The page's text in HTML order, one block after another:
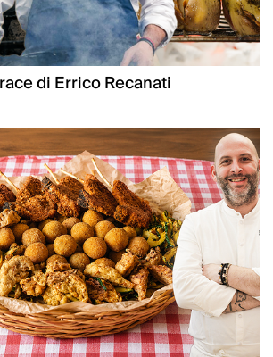
di Errico Recanati